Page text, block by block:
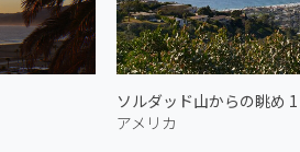
ソルダッド山からの眺め 1
アメリカ